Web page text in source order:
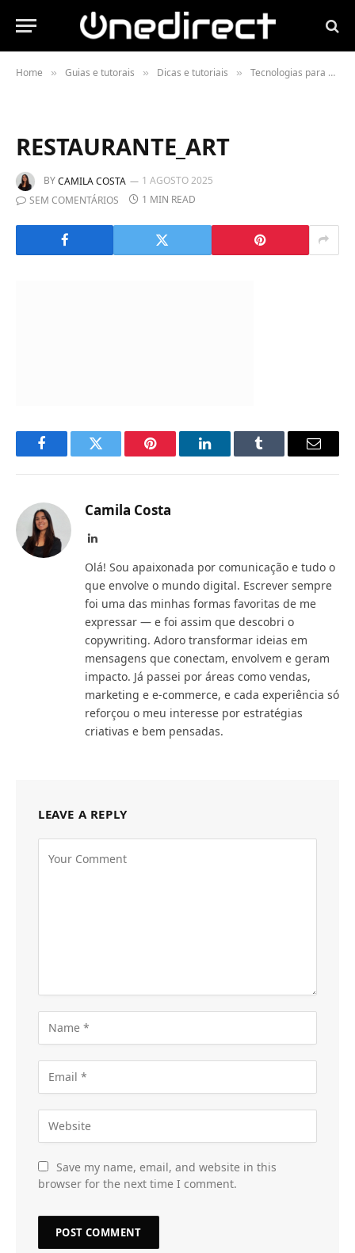
Home » Guias e tutorais » Dicas e tutoriais » Tecnologias para o setor da restauração
RESTAURANTE_ART
BYCAMILA COSTA
1 AGOSTO 2025
SEM COMENTÁRIOS
1 MIN READ
FacebookTwitter Pinterest LinkedInTumblr Email
Camila Costa
LinkedIn
Olá! Sou apaixonada por comunicação e tudo o
que envolve o mundo digital. Escrever sempre
foi uma das minhas formas favoritas de me
expressar — e foi assim que descobri o
copywriting. Adoro transformar ideias em
mensagens que conectam, envolvem e geram
impacto. Já passei por áreas como vendas,
marketing e e-commerce, e cada experiência só
reforçou o meu interesse por estratégias
criativas e bem pensadas.
LEAVE A REPLY
Save my name, email, and website in this
browser for the next time I comment.